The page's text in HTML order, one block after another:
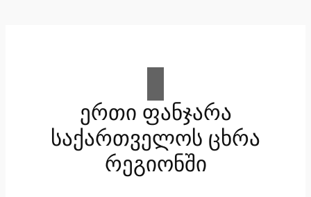
ერთი ფანჯარა
საქართველოს ცხრა
რეგიონში